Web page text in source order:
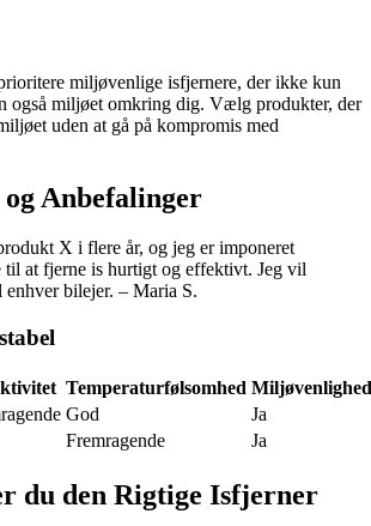
miljøvenlige isfjernere, der ikke kun
også miljøet omkring dig. Vælg produkter, der
uden at gå på kompromis med
Anbefalinger
X i flere år, og jeg er imponeret
til at fjerne is hurtigt og effektivt. Jeg vil
enhver bilejer. – Maria S.
Temperaturfølsomhed Miljøvenlighed
God
Ja
Fremragende Ja
du den Rigtige Isfjerner